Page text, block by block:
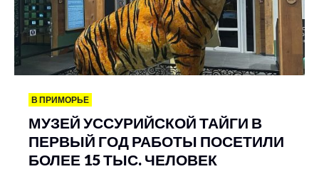
В ПРИМОРЬЕ
МУЗЕЙ УССУРИЙСКОЙ ТАЙГИ В
ПЕРВЫЙ ГОД РАБОТЫ ПОСЕТИЛИ
БОЛЕЕ 15 ТЫС. ЧЕЛОВЕК